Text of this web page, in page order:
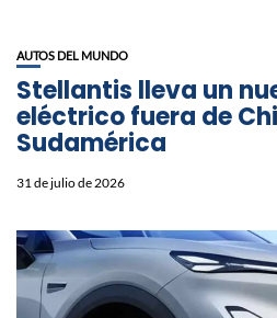
AUTOS DEL MUNDO
Stellantis lleva un
eléctrico fuera de
Sudamérica
31 de julio de 2026